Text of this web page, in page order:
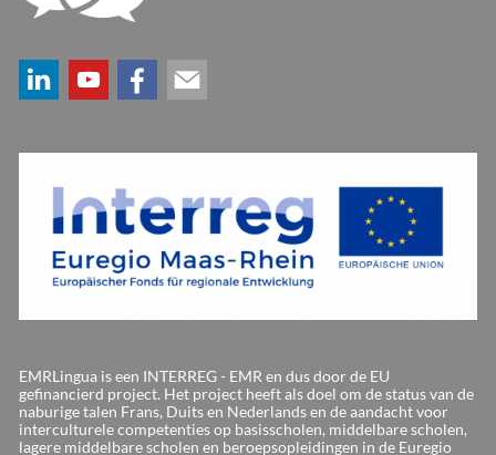
EMRLingua is een INTERREG - EMR en dus door de EU
gefinancierd project. Het project heeft als doel om de status van de
naburige talen Frans, Duits en Nederlands en de aandacht voor
interculturele competenties op basisscholen, middelbare scholen,
lagere middelbare scholen en beroepsopleidingen in de Euregio